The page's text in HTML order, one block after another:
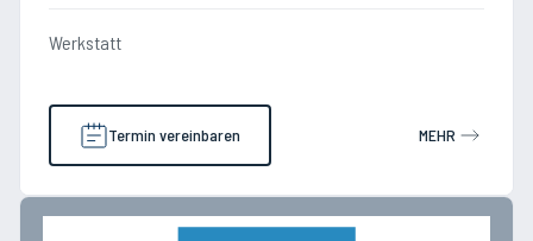
Werkstatt
Termin vereinbaren MEHR